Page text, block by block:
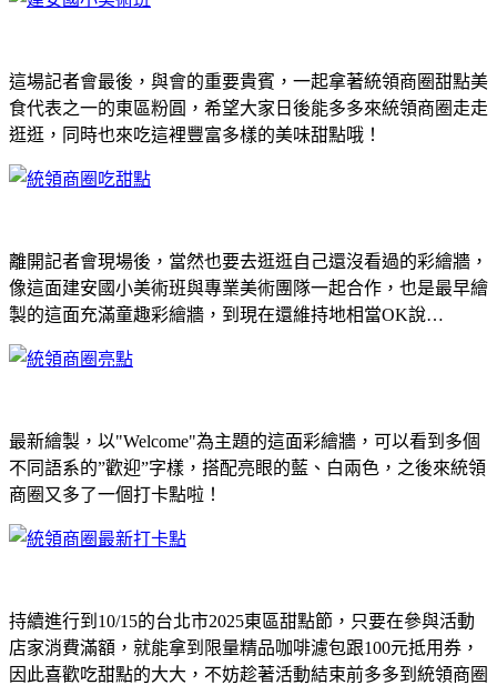
這場記者會最後，與會的重要貴賓，一起拿著統領商圈甜點美
食代表之一的東區粉圓，希望大家日後能多多來統領商圈走走
逛逛，同時也來吃這裡豐富多樣的美味甜點哦！
離開記者會現場後，當然也要去逛逛自己還沒看過的彩繪牆，
像這面建安國小美術班與專業美術團隊一起合作，也是最早繪
製的這面充滿童趣彩繪牆，到現在還維持地相當OK說…
最新繪製，以"Welcome"為主題的這面彩繪牆，可以看到多個
不同語系的”歡迎”字樣，搭配亮眼的藍、白兩色，之後來統領
商圈又多了一個打卡點啦！
持續進行到10/15的台北市2025東區甜點節，只要在參與活動
店家消費滿額，就能拿到限量精品咖啡濾包跟100元抵用券，
因此喜歡吃甜點的大大，不妨趁著活動結束前多多到統領商圈